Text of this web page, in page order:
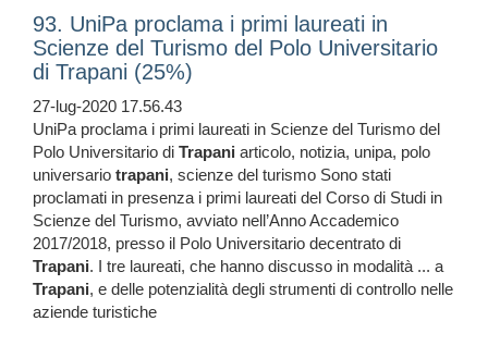
93. UniPa proclama i primi laureati in
Scienze del Turismo del Polo Universitario
di Trapani (25%)
27-lug-2020 17.56.43
UniPa proclama i primi laureati in Scienze del Turismo del
Polo Universitario di Trapani articolo, notizia, unipa, polo
universario trapani, scienze del turismo Sono stati
proclamati in presenza i primi laureati del Corso di Studi in
Scienze del Turismo, avviato nell’Anno Accademico
2017/2018, presso il Polo Universitario decentrato di
Trapani. I tre laureati, che hanno discusso in modalità ... a
Trapani, e delle potenzialità degli strumenti di controllo nelle
aziende turistiche